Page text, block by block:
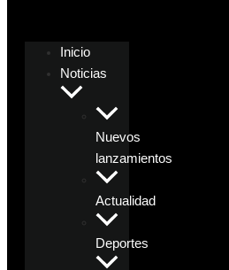
Inicio
Noticias
Nuevos
lanzamientos
Actualidad
Deportes